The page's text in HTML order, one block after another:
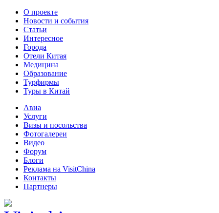
О проекте
Новости и события
Статьи
Интересное
Города
Отели Китая
Медицина
Образование
Турфирмы
Туры в Китай
Авиа
Услуги
Визы и посольства
Фотогалереи
Видео
Форум
Блоги
Реклама на VisitChina
Контакты
Партнеры